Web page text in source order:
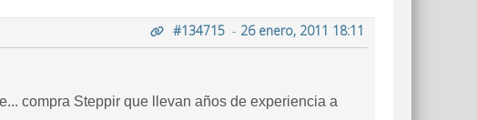
#134715 - 26 enero, 2011 18:11
compra Steppir que llevan años de experiencia a